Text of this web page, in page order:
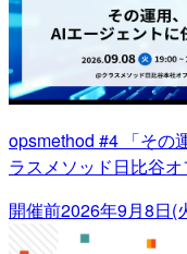
opsmethod #4 「その
ラスメソッド日比谷オ
開催前2026年9月8日(